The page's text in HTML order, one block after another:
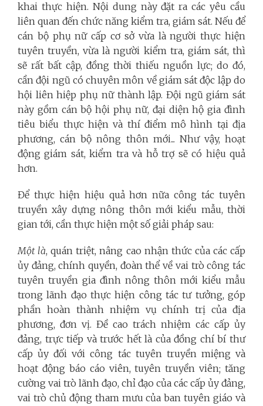
khai thực hiện. Nội dung này đặt ra các yêu cầu
liên quan đến chức năng kiểm tra, giám sát. Nếu để
cán bộ phụ nữ cấp cơ sở vừa là người thực hiện
tuyên truyền, vừa là người kiểm tra, giám sát, thì
sẽ rất bất cập, đồng thời thiếu nguồn lực; do đó,
cần đội ngũ có chuyên môn về giám sát độc lập do
hội liên hiệp phụ nữ thành lập. Đội ngũ giám sát
này gồm cán bộ hội phụ nữ, đại diện hộ gia đình
tiêu biểu thực hiện và thí điểm mô hình tại địa
phương, cán bộ nông thôn mới... Như vậy, hoạt
động giám sát, kiểm tra và hỗ trợ sẽ có hiệu quả
hơn.
Để thực hiện hiệu quả hơn nữa công tác tuyên
truyền xây dựng nông thôn mới kiểu mẫu, thời
gian tới, cần thực hiện một số giải pháp sau:
Một là, quán triệt, nâng cao nhận thức của các cấp
ủy đảng, chính quyền, đoàn thể về vai trò công tác
tuyên truyền gia đình nông thôn mới kiểu mẫu
trong lãnh đạo thực hiện công tác tư tưởng, góp
phần hoàn thành nhiệm vụ chính trị của địa
phương, đơn vị. Đề cao trách nhiệm các cấp ủy
đảng, trực tiếp và trước hết là của đồng chí bí thư
cấp ủy đối với công tác tuyên truyền miệng và
hoạt động báo cáo viên, tuyên truyền viên; tăng
cường vai trò lãnh đạo, chỉ đạo của các cấp ủy đảng,
vai trò chủ động tham mưu của ban tuyên giáo và